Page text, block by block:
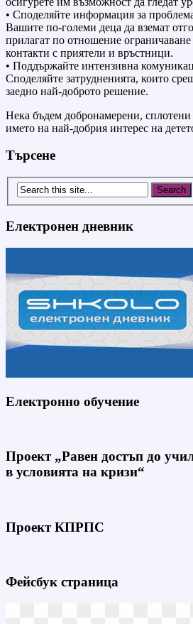
• Споделяйте информация за
Вашите по-големи деца да вземат
прилагат по отношение
контакти с приятели и връстници.
• Поддържайте интензивна
Споделяйте затрудненията, които
заедно най-доброто решение.
Нека бъдем добронамерени,
името на най-добрия интерес на
Търсене
Електронен дневник
Електронно обучение
Проект „Равен достъп до
в условията на кризи“
Проект КПРПС
Фейсбук страница